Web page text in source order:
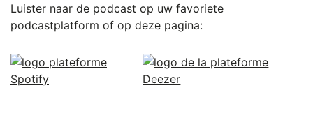
Luister naar de podcast op uw favoriete
podcastplatform of op deze pagina: